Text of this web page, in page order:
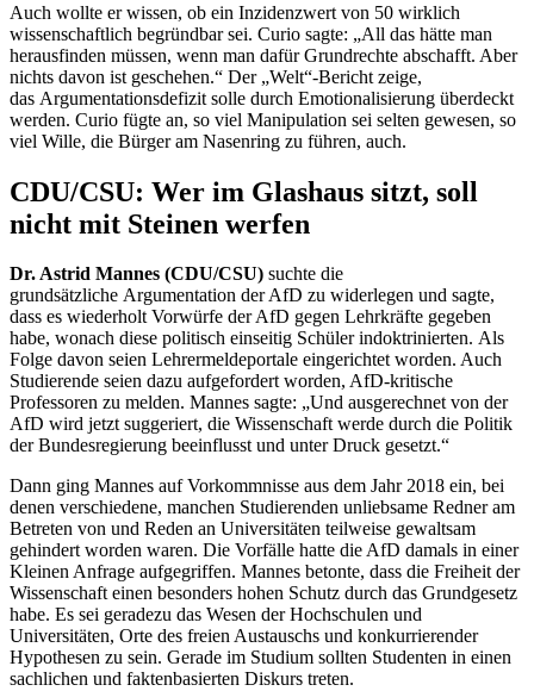
Auch wollte er wissen, ob ein Inzidenzwert von 50 wirklich
wissenschaftlich begründbar sei. Curio sagte: „All das hätte man
herausfinden müssen, wenn man dafür Grundrechte abschafft. Aber
nichts davon ist geschehen.“ Der „Welt“-Bericht zeige,
das Argumentationsdefizit solle durch Emotionalisierung überdeckt
werden. Curio fügte an, so viel Manipulation sei selten gewesen, so
viel Wille, die Bürger am Nasenring zu führen, auch.
CDU/CSU: Wer im Glashaus sitzt, soll
nicht mit Steinen werfen
Dr. Astrid Mannes (CDU/CSU) suchte die
grundsätzliche Argumentation der AfD zu widerlegen und sagte,
dass es wiederholt Vorwürfe der AfD gegen Lehrkräfte gegeben
habe, wonach diese politisch einseitig Schüler indoktrinierten. Als
Folge davon seien Lehrermeldeportale eingerichtet worden. Auch
Studierende seien dazu aufgefordert worden, AfD-kritische
Professoren zu melden. Mannes sagte: „Und ausgerechnet von der
AfD wird jetzt suggeriert, die Wissenschaft werde durch die Politik
der Bundesregierung beeinflusst und unter Druck gesetzt.“
Dann ging Mannes auf Vorkommnisse aus dem Jahr 2018 ein, bei
denen verschiedene, manchen Studierenden unliebsame Redner am
Betreten von und Reden an Universitäten teilweise gewaltsam
gehindert worden waren. Die Vorfälle hatte die AfD damals in einer
Kleinen Anfrage aufgegriffen. Mannes betonte, dass die Freiheit der
Wissenschaft einen besonders hohen Schutz durch das Grundgesetz
habe. Es sei geradezu das Wesen der Hochschulen und
Universitäten, Orte des freien Austauschs und konkurrierender
Hypothesen zu sein. Gerade im Studium sollten Studenten in einen
sachlichen und faktenbasierten Diskurs treten.